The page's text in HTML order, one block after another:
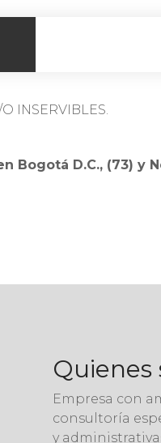
INSERVIBLES.
Bogotá D.C., (73) y
Quienes
Empresa con
consultoría
y